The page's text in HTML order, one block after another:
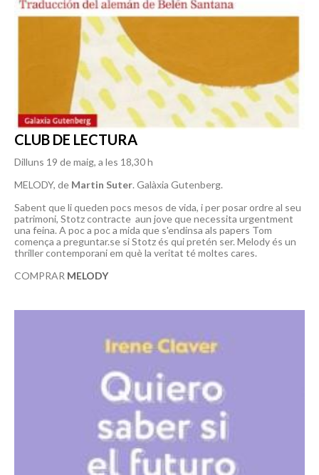
CLUB DE LECTURA
Dilluns 19 de maig, a les 18,30 h
MELODY, de Martin Suter. Galàxia Gutenberg.
Sabent que li queden pocs mesos de vida, i per posar ordre al seu
patrimoni, Stotz contracte aun jove que necessita urgentment
una feina. A poc a poc a mida que s'endinsa als papers Tom
comença a preguntar.se si Stotz és qui pretén ser. Melody és un
thriller contemporani em què la veritat té moltes cares.
COMPRAR MELODY